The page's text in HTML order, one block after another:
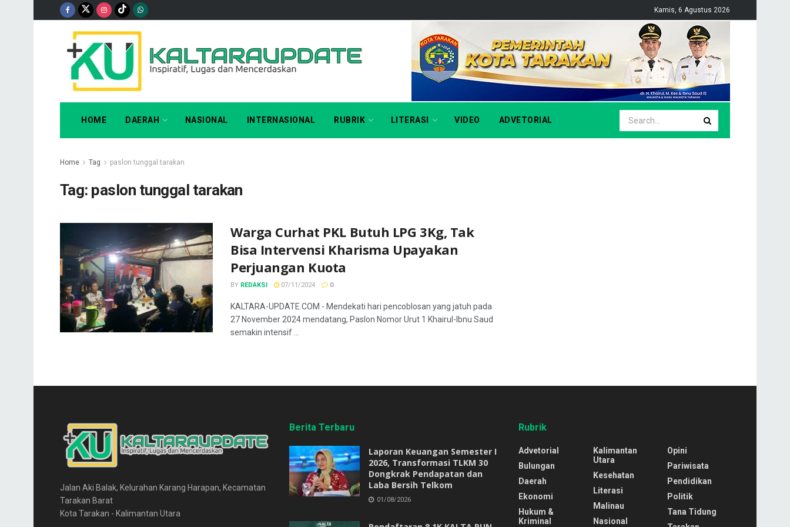
Kamis, 6 Agustus 2026
HOME DAERAH NASIONAL INTERNASIONAL RUBRIK LITERASI VIDEO ADVETORIAL
Home Tag paslon tunggal tarakan
Tag: paslon tunggal tarakan
Warga Curhat PKL Butuh LPG 3Kg, Tak
Bisa Intervensi Kharisma Upayakan
Perjuangan Kuota
BY REDAKSI 07/11/2024 0
KALTARA-UPDATE.COM - Mendekati hari pencoblosan yang jatuh pada
27 November 2024 mendatang, Paslon Nomor Urut 1 Khairul-Ibnu Saud
semakin intensif ...
Jalan Aki Balak, Kelurahan Karang Harapan, Kecamatan
Tarakan Barat
Kota Tarakan - Kalimantan Utara
Berita Terbaru
Laporan Keuangan Semester I
2026, Transformasi TLKM 30
Dongkrak Pendapatan dan
Laba Bersih Telkom
01/08/2026
Rubrik
Advetorial
Bulungan
Daerah
Ekonomi
Hukum &
Kriminal
Kalimantan
Utara
Kesehatan
Literasi
Malinau
Nasional
Opini
Pariwisata
Pendidikan
Politik
Tana Tidung